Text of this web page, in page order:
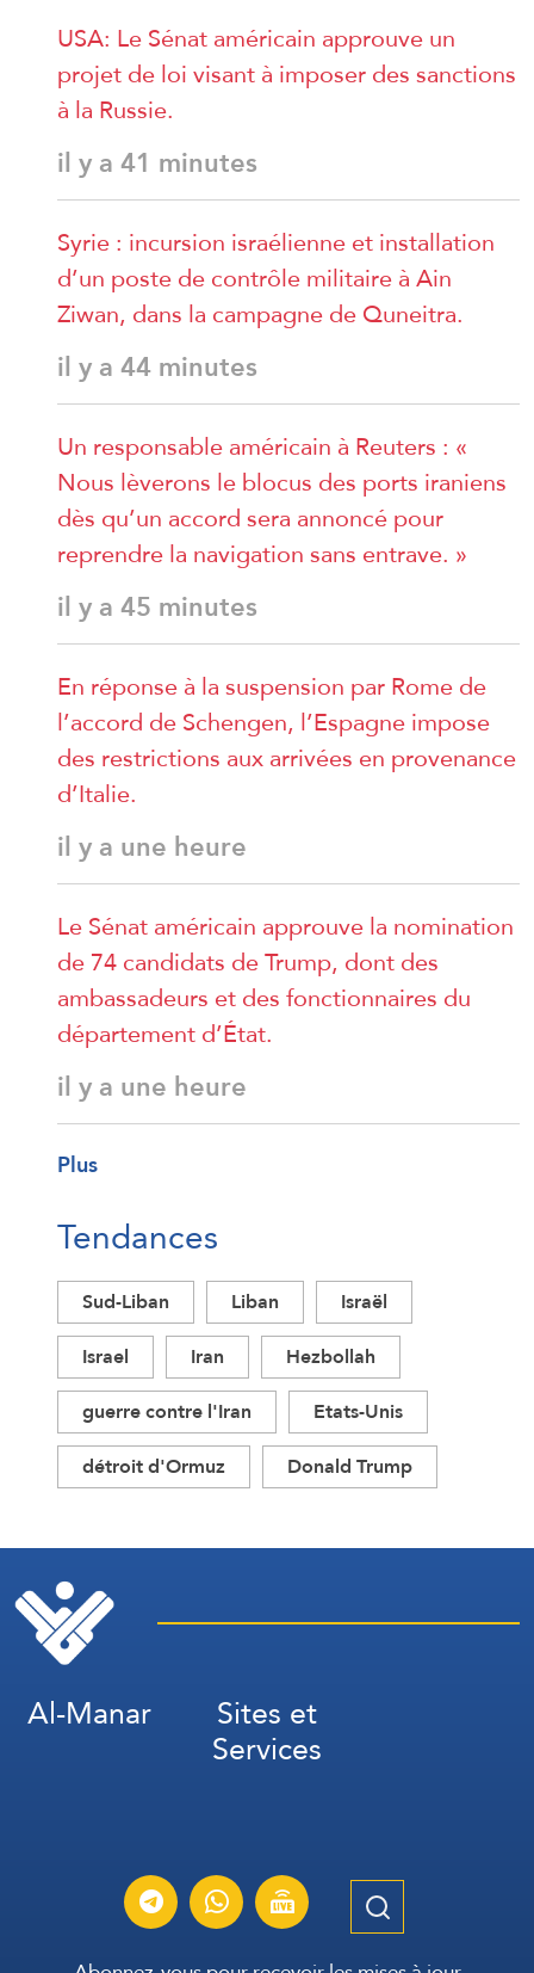
USA: Le Sénat américain approuve un
projet de loi visant à imposer des sanctions
à la Russie.
il y a 41 minutes
Syrie : incursion israélienne et installation
d’un poste de contrôle militaire à Ain
Ziwan, dans la campagne de Quneitra.
il y a 44 minutes
Un responsable américain à Reuters : «
Nous lèverons le blocus des ports iraniens
dès qu’un accord sera annoncé pour
reprendre la navigation sans entrave. »
il y a 45 minutes
En réponse à la suspension par Rome de
l’accord de Schengen, l’Espagne impose
des restrictions aux arrivées en provenance
d’Italie.
il y a une heure
Le Sénat américain approuve la nomination
de 74 candidats de Trump, dont des
ambassadeurs et des fonctionnaires du
département d’État.
il y a une heure
Plus
Tendances
Sud-Liban Liban
Israël
Israel
Iran
Hezbollah
guerre contre l'Iran
Etats-Unis
détroit d'Ormuz
Donald Trump
Al-Manar Sites et
Services